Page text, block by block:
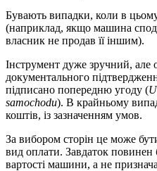
Бувають випадки, коли в
(наприклад, якщо машина
власник не продав її іншим).
Інструмент дуже зручний, але
документального
підписано попередню угоду (
samochodu). В крайньому
коштів, із зазначенням умов.
За вибором сторін це може
вид оплати. Завдаток повинен
вартості машини, а не